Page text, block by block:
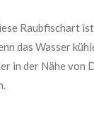
Raubfischart
das Wasser
in der Nähe